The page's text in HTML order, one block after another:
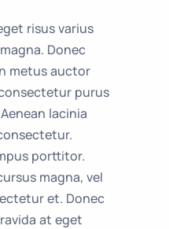
risus varius
Donec
metus auctor
purus
lacinia
porttitor.
magna, vel
et. Donec
at eget